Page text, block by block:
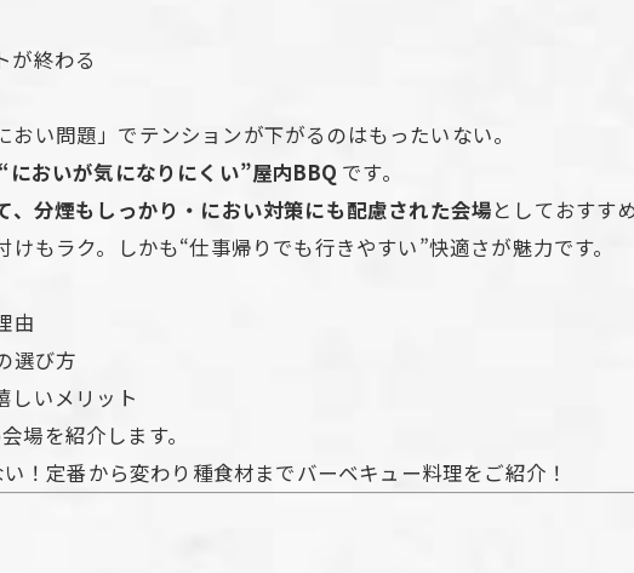
が終わる
い問題」でテンションが下がるのはもったいない。
“においが気になりにくい”屋内BBQ です。
、分煙もしっかり・におい対策にも配慮された会場としておすす
もラク。しかも“仕事帰りでも行きやすい”快適さが魅力です。
由
選び方
しいメリット
場を紹介します。
！定番から変わり種食材までバーベキュー料理をご紹介！